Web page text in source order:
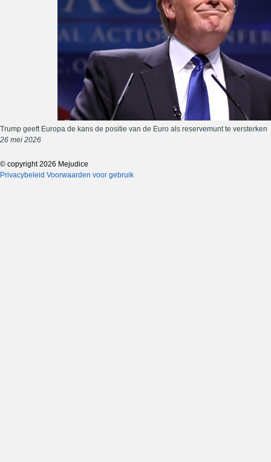
Trump geeft Europa de kans de positie van de Euro als reservemunt te versterken
26 mei 2026
© copyright 2026 Mejudice
Privacybeleid Voorwaarden voor gebruik